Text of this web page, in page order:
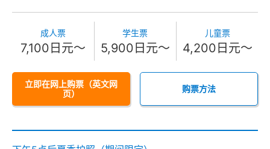
成人票
7,100日元～
学生票
5,900日元～
儿童票
4,200日元～
立即在网上购票（英文网
页）
购票方法